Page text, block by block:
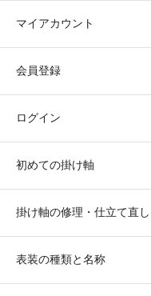
マイアカウント
会員登録
ログイン
初めての掛け軸
掛け軸の修理・仕立て直し
表装の種類と名称